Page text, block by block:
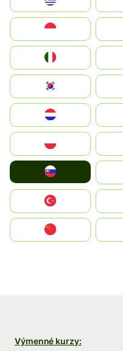
South Korea
United States
中國香港特別行政區
Výmenné kurzy: